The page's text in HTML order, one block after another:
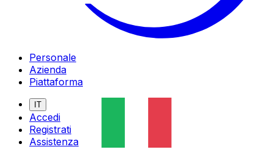
Personale
Azienda
Piattaforma
IT
Accedi
Registrati
Assistenza